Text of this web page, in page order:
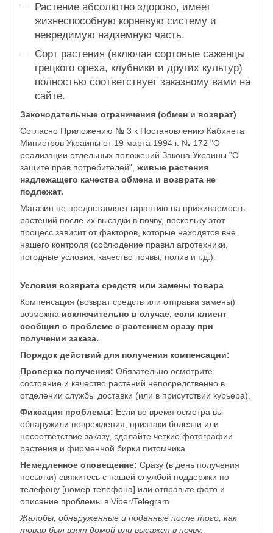
Растение абсолютно здорово, имеет
жизнеспособную корневую систему и
невредимую надземную часть.
Сорт растения (включая сортовые саженцы
грецкого ореха, клубники и других культур)
полностью соответствует заказному вами на
сайте.
Законодательные ограничения (обмен и возврат)
Согласно Приложению № 3 к Постановлению Кабинета
Министров Украины от 19 марта 1994 г. № 172 "О
реализации отдельных положений Закона Украины "О
защите прав потребителей", живые растения
надлежащего качества обмена и возврата не
подлежат.
Магазин не предоставляет гарантию на приживаемость
растений после их высадки в почву, поскольку этот
процесс зависит от факторов, которые находятся вне
нашего контроля (соблюдение правил агротехники,
погодные условия, качество почвы, полив и т.д.).
Условия возврата средств или замены товара
Компенсация (возврат средств или отправка замены)
возможна исключительно в случае, если клиент
сообщил о проблеме с растением сразу при
получении заказа.
Порядок действий для получения компенсации:
Проверка получения: Обязательно осмотрите
состояние и качество растений непосредственно в
отделении службы доставки (или в присутствии курьера).
Фиксация проблемы: Если во время осмотра вы
обнаружили повреждения, признаки болезни или
несоответствие заказу, сделайте четкие фотографии
растения и фирменной бирки питомника.
Немедленное оповещение: Сразу (в день получения
посылки) свяжитесь с нашей службой поддержки по
телефону [номер телефона] или отправьте фото и
описание проблемы в Viber/Telegram.
Жалобы, обнаруженные и поданные после того, как
товар был взят домой или высажен в почву,